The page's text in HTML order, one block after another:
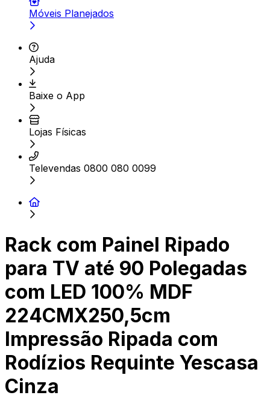
Móveis Planejados
Ajuda
Baixe o App
Lojas Físicas
Televendas 0800 080 0099
Rack com Painel Ripado
para TV até 90 Polegadas
com LED 100% MDF
224CMX250,5cm
Impressão Ripada com
Rodízios Requinte Yescasa
Cinza